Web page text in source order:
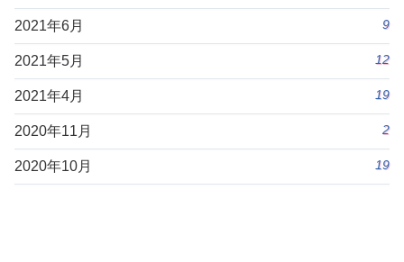
2021年6月 9
2021年5月 12
2021年4月 19
2020年11月 2
2020年10月 19